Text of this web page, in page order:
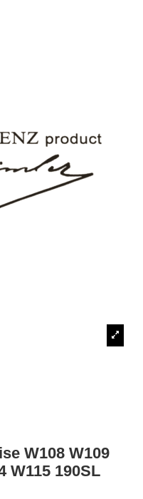
W108 W109
W115 190SL